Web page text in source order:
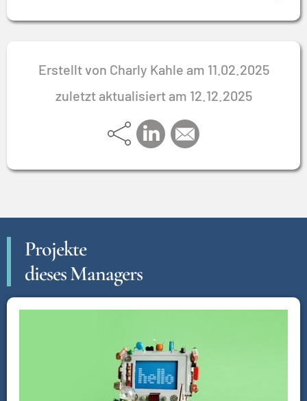
Erstellt von Charly Kahle am 11.02.2025
zuletzt aktualisiert am 12.12.2025
Projekte
dieses Managers